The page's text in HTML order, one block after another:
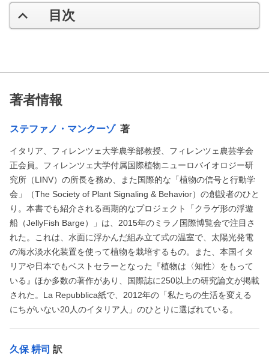
目次
著者情報
ステファノ・マンクーゾ 著
イタリア、フィレンツェ大学農学部教授、フィレンツェ農芸学会
正会員。フィレンツェ大学付属国際植物ニューロバイオロジー研
究所（LINV）の所長を務め、また国際的な「植物の信号と行動学
会」（The Society of Plant Signaling & Behavior）の創設者のひと
り。本書でも紹介される画期的なプロジェクト「クラゲ形の浮遊
船（JellyFish Barge）」は、2015年のミラノ国際博覧会で注目さ
れた。これは、水面に浮かんだ組み立て式の温室で、太陽光発電
の海水淡水化装置を使って植物を栽培するもの。また、本国イタ
リアや日本でもベストセラーとなった『植物は〈知性〉をもって
いる』ほか多数の著作があり、国際誌に250以上の研究論文が掲載
された。La Repubblica紙で、2012年の「私たちの生活を変える
にちがいない20人のイタリア人」のひとりに選ばれている。
久保 耕司 訳